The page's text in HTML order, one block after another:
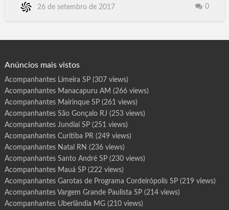
Jaru, Rolim de Moura, Guajará-Mirim, RO, Ananindeua,
r
e
r
m
a
t
l
i
a
A
L
26 de setembro de 2017 0
Anúncios mais vistos
Acompanhantes Limeira SP(307 views)
Acompanhantes Manacapuru AM (266 views)
Acompanhantes Mairinque SP(261 views)
Acompanhantes São Gonçalo RJ (253 views)
Acompanhantes Jundiaí SP(251 views)
Acompanhantes Curitiba PR(249 views)
Acompanhantes Natal RN (236 views)
Acompanhantes Santo André SP(230 views)
Acompanhantes Mauá SP(222 views)
Acompanhantes Garotas de Programa Cordeirópolis SP(219 views)
Acompanhantes Vargem Grande Paulista SP(214 views)
Acompanhantes Uberlândia MG(210 views)